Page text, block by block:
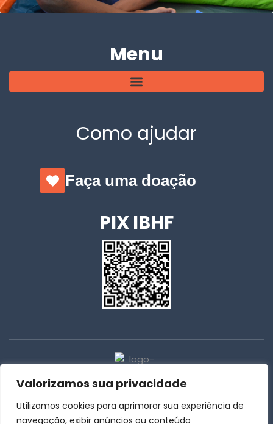
Valorizamos sua privacidade
Utilizamos cookies para aprimorar sua experiência de
navegação, exibir anúncios ou conteúdo
Menu
Como ajudar
Faça uma doação
PIX IBHF
31 | 3259-4015